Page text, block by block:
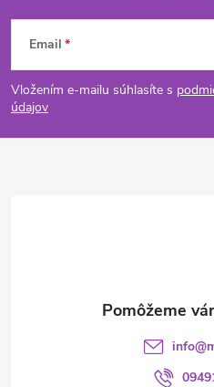
Z
á
p
Email
Vložením e-mailu súhlasíte s
údajov
info@